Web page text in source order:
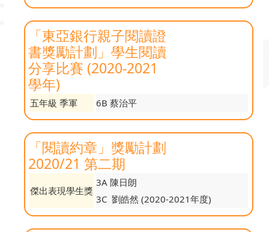
「東亞銀行親子閱讀證
書獎勵計劃」學生閱讀
分享比賽 (2020-2021
學年)
五年級 季軍 6B 蔡治平
「閱讀約章」獎勵計劃
2020/21 第二期
傑出表現學生獎
3A 陳日朗
3C 劉皓然 (2020-2021年度)